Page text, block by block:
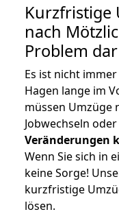
Kurzfristige
nach
Problem dar
Es ist nicht
Hagen lange im
müssen Umzüge
Jobwechseln
Veränderungen
Wenn Sie sich in
keine Sorge!
kurzfristige
lösen.